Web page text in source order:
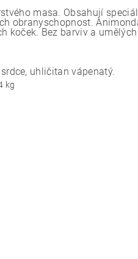
masa. Obsahují
obranyschopnost.
koček. Bez barviv a
uhličitan vápenatý.
kg